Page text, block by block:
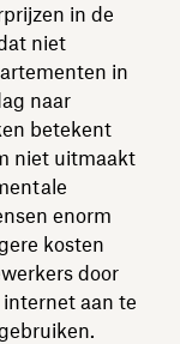
in de
niet
in
naar
betekent
niet uitmaakt
enorm
kosten
door
aan te